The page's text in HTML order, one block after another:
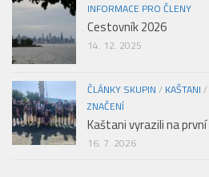
INFORMACE PRO ČLENY
Cestovník 2026
14. 12. 2025
ČLÁNKY SKUPIN / KAŠTANI /
ZNAČENÍ
Kaštani vyrazili na
16. 7. 2026